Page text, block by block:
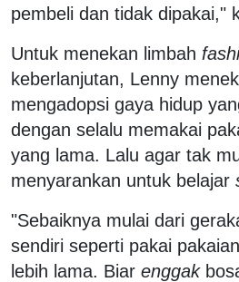
pembeli dan tidak dipakai,"
Untuk menekan limbah
keberlanjutan, Lenny
mengadopsi gaya hidup
dengan selalu memakai
yang lama. Lalu agar tak
menyarankan untuk belajar
"Sebaiknya mulai dari
sendiri seperti pakai
lebih lama. Biar enggak